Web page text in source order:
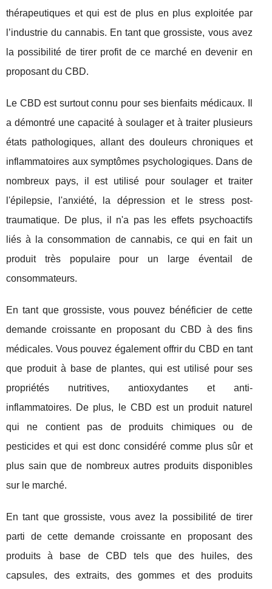
thérapeutiques et qui est de plus en plus exploitée par
l’industrie du cannabis. En tant que grossiste, vous avez
la possibilité de tirer profit de ce marché en devenir en
proposant du CBD.
Le CBD est surtout connu pour ses bienfaits médicaux. Il
a démontré une capacité à soulager et à traiter plusieurs
états pathologiques, allant des douleurs chroniques et
inflammatoires aux symptômes psychologiques. Dans de
nombreux pays, il est utilisé pour soulager et traiter
l'épilepsie, l'anxiété, la dépression et le stress post-
traumatique. De plus, il n'a pas les effets psychoactifs
liés à la consommation de cannabis, ce qui en fait un
produit très populaire pour un large éventail de
consommateurs.
En tant que grossiste, vous pouvez bénéficier de cette
demande croissante en proposant du CBD à des fins
médicales. Vous pouvez également offrir du CBD en tant
que produit à base de plantes, qui est utilisé pour ses
propriétés nutritives, antioxydantes et anti-
inflammatoires. De plus, le CBD est un produit naturel
qui ne contient pas de produits chimiques ou de
pesticides et qui est donc considéré comme plus sûr et
plus sain que de nombreux autres produits disponibles
sur le marché.
En tant que grossiste, vous avez la possibilité de tirer
parti de cette demande croissante en proposant des
produits à base de CBD tels que des huiles, des
capsules, des extraits, des gommes et des produits